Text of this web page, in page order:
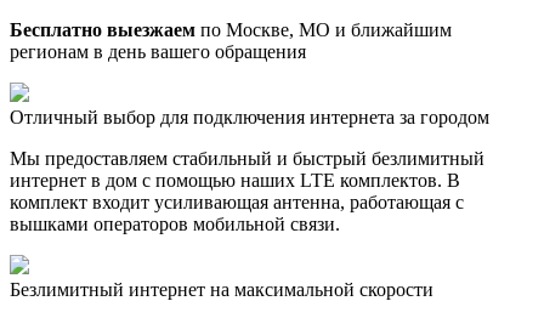
Бесплатно выезжаем по Москве, МО и ближайшим
регионам в день вашего обращения
Отличный выбор для подключения интернета за городом
Мы предоставляем стабильный и быстрый безлимитный
интернет в дом с помощью наших LTE комплектов. В
комплект входит усиливающая антенна, работающая с
вышками операторов мобильной связи.
Безлимитный интернет на максимальной скорости